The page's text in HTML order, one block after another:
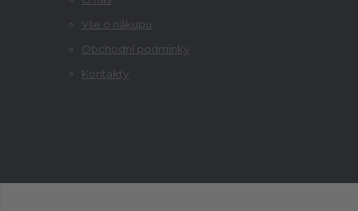
Vše o nákupu
Obchodní podmínky
Kontakty